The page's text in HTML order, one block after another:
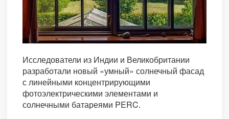
Исследователи из Индии и Великобритании
разработали новый «умный» солнечный фасад
с линейными концентрирующими
фотоэлектрическими элементами и
солнечными батареями PERC.